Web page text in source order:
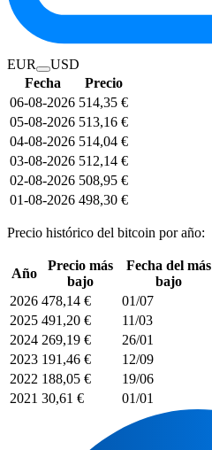
EUR
USD
Fecha
Precio
06-08-2026 514,35 €
05-08-2026 513,16 €
04-08-2026 514,04 €
03-08-2026 512,14 €
02-08-2026 508,95 €
01-08-2026 498,30 €
Precio histórico del bitcoin por año:
Año
Precio más
bajo
Fecha del más
bajo
2026 478,14 € 01/07
2025 491,20 € 11/03
2024 269,19 € 26/01
2023 191,46 € 12/09
2022 188,05 € 19/06
2021 30,61 € 01/01